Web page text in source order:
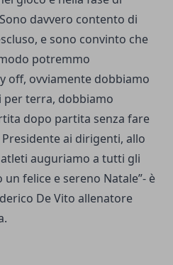
davvero contento di
e sono convinto che
potremmo
off, ovviamente dobbiamo
per terra, dobbiamo
dopo partita senza fare
ai dirigenti, allo
auguriamo a tutti gli
felice e sereno Natale”- è
De Vito allenatore